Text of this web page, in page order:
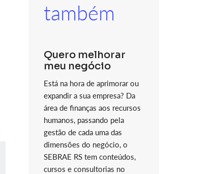
também
Quero melhorar
meu negócio
Está na hora de aprimorar ou
expandir a sua empresa? Da
área de finanças aos recursos
humanos, passando pela
gestão de cada uma das
dimensões do negócio, o
SEBRAE RS tem conteúdos,
cursos e consultorias no